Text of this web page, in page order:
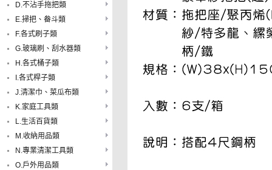
D.不沾手拖把類
E.掃把、畚斗類
F.各式刷子類
G.玻璃刷、刮水器類
H.各式桶子類
I.各式桿子類
J.清潔巾、菜瓜布類
K.家庭工具類
L.生活百貨類
M.收納用品類
N.專業清潔工具類
O.戶外用品類